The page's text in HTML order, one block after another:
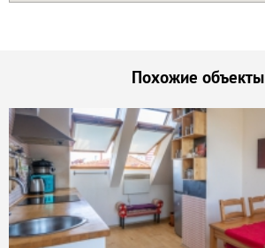
Похожие объекты